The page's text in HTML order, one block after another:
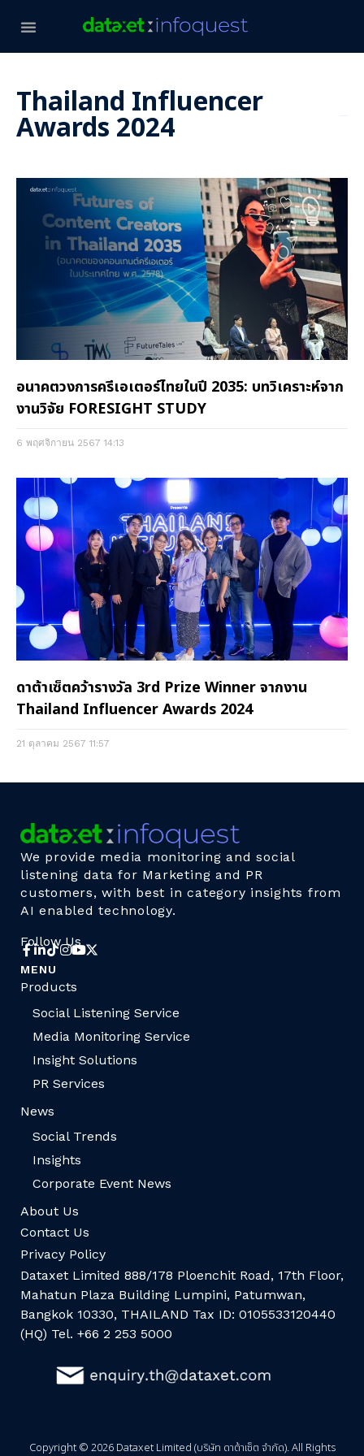
Thailand Influencer
Awards 2024
อนาคตวงการครีเอเตอร์ไทยในปี 2035: บทวิเคราะห์จาก
งานวิจัย FORESIGHT STUDY
6 พฤศจิกายน 2567 14:13
ดาต้าเซ็ตคว้ารางวัล 3rd Prize Winner จากงาน
Thailand Influencer Awards 2024
21 ตุลาคม 2567 11:57
We provide media monitoring and social
listening data for Marketing and PR
customers, with best in category insights from
AI enabled technology.
Follow Us
MENU
Products
Social Listening Service
Media Monitoring Service
Insight Solutions
PR Services
News
Social Trends
Insights
Corporate Event News
About Us
Contact Us
Privacy Policy
Dataxet Limited 888/178 Ploenchit Road, 17th Floor,
Mahatun Plaza Building Lumpini, Patumwan,
Bangkok 10330, THAILAND Tax ID: 0105533120440
(HQ) Tel. +66 2 253 5000
Copyright © 2026 Dataxet Limited (บริษัท ดาต้าเซ็ต จำกัด). All Rights